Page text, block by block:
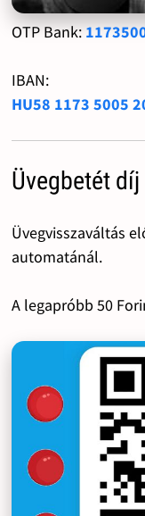
OTP Bank:
IBAN:
HU58 1173 5005
Üvegbetét díj
Üvegvisszaváltás
automatánál.
A legapróbb 50